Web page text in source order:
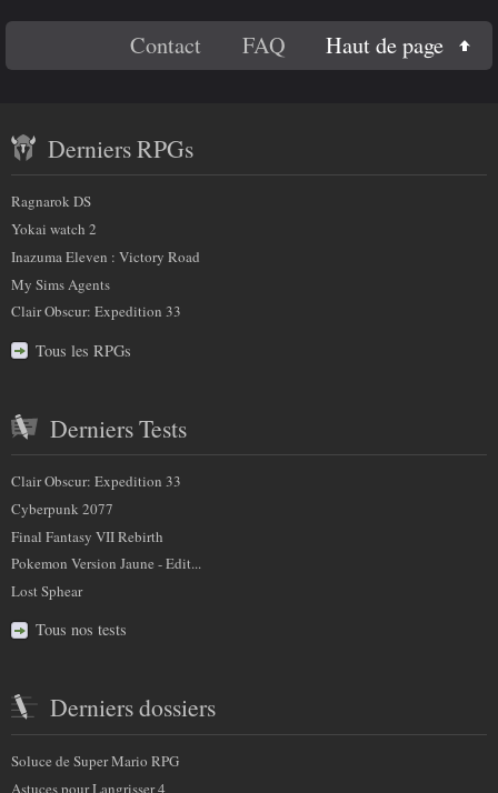
p
)
:
Titre 4
Code
savoir
plus
sur
nous
Contact FAQ Haut de page
récent
et
partenaires
Derniers RPGs
Ragnarok DS
Yokai watch 2
Inazuma Eleven : Victory Road
My Sims Agents
Clair Obscur: Expedition 33
Tous les RPGs
Derniers Tests
Clair Obscur: Expedition 33
Cyberpunk 2077
Final Fantasy VII Rebirth
Pokemon Version Jaune - Edit...
Lost Sphear
Tous nos tests
Derniers dossiers
Soluce de Super Mario RPG
Astuces pour Langrisser 4